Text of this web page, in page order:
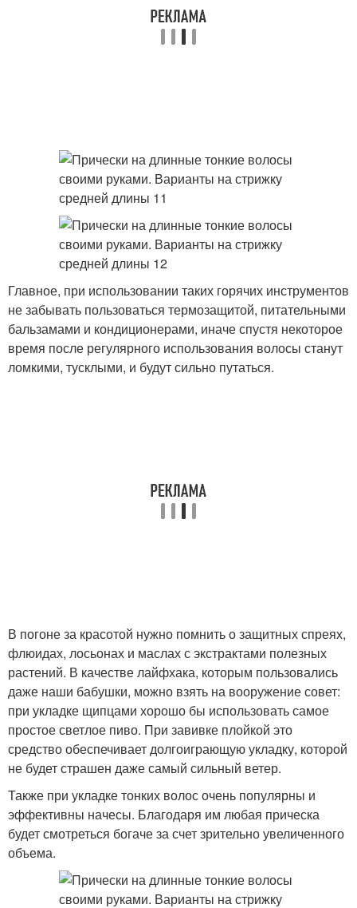
Главное, при использовании таких горячих инструментов
не забывать пользоваться термозащитой, питательными
бальзамами и кондиционерами, иначе спустя некоторое
время после регулярного использования волосы станут
ломкими, тусклыми, и будут сильно путаться.
В погоне за красотой нужно помнить о защитных спреях,
флюидах, лосьонах и маслах с экстрактами полезных
растений. В качестве лайфхака, которым пользовались
даже наши бабушки, можно взять на вооружение совет:
при укладке щипцами хорошо бы использовать самое
простое светлое пиво. При завивке плойкой это
средство обеспечивает долгоиграющую укладку, которой
не будет страшен даже самый сильный ветер.
Также при укладке тонких волос очень популярны и
эффективны начесы. Благодаря им любая прическа
будет смотреться богаче за счет зрительно увеличенного
объема.